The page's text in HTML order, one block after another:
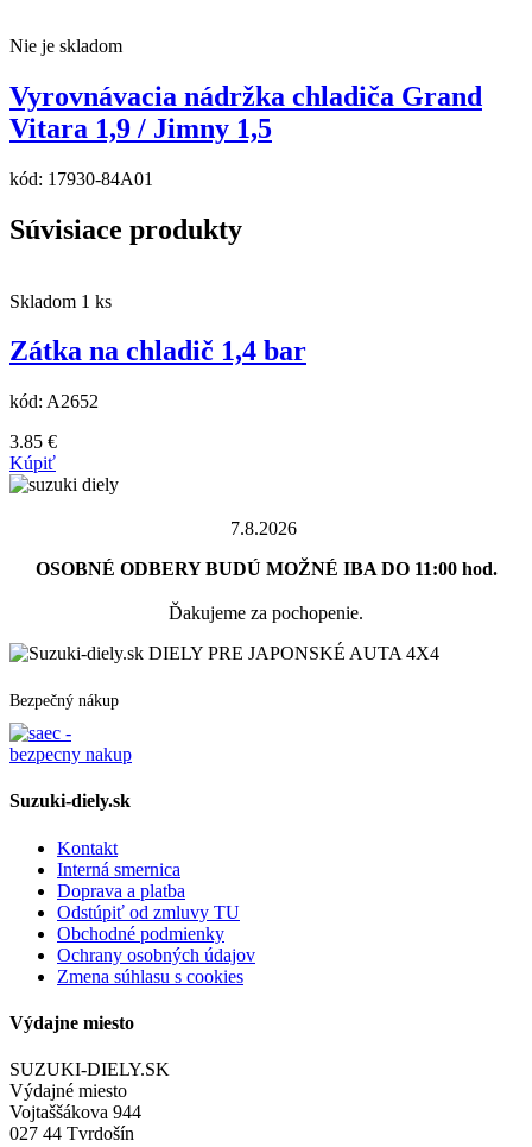
Nie je skladom
Vyrovnávacia nádržka chladiča Grand
Vitara 1,9 / Jimny 1,5
kód: 17930-84A01
Súvisiace produkty
Skladom 1 ks
Zátka na chladič 1,4 bar
kód: A2652
3.85 €
Kúpiť
7.8.2026
OSOBNÉ ODBERY BUDÚ MOŽNÉ IBA DO 11:00 hod.
Ďakujeme za pochopenie.
DIELY PRE JAPONSKÉ AUTA 4X4
Bezpečný nákup
Suzuki-diely.sk
Kontakt
Interná smernica
Doprava a platba
Odstúpiť od zmluvy TU
Obchodné podmienky
Ochrany osobných údajov
Zmena súhlasu s cookies
Výdajne miesto
SUZUKI-DIELY.SK
Výdajné miesto
Vojtaššákova 944
027 44 Tvrdošín